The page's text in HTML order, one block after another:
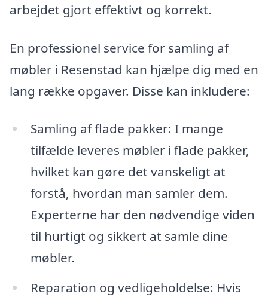
arbejdet gjort effektivt og korrekt.
En professionel service for samling af
møbler i Resenstad kan hjælpe dig med en
lang række opgaver. Disse kan inkludere:
Samling af flade pakker: I mange
tilfælde leveres møbler i flade pakker,
hvilket kan gøre det vanskeligt at
forstå, hvordan man samler dem.
Experterne har den nødvendige viden
til hurtigt og sikkert at samle dine
møbler.
Reparation og vedligeholdelse: Hvis